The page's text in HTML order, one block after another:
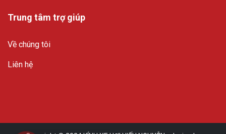
Trung tâm trợ giúp
Về chúng tôi
Liên hệ